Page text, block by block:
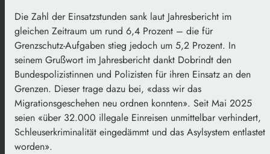
Die Zahl der Einsatzstunden sank laut Jahresbericht im
gleichen Zeitraum um rund 6,4 Prozent – die für
Grenzschutz-Aufgaben stieg jedoch um 5,2 Prozent. In
seinem Grußwort im Jahresbericht dankt Dobrindt den
Bundespolizistinnen und Polizisten für ihren Einsatz an den
Grenzen. Dieser trage dazu bei, «dass wir das
Migrationsgeschehen neu ordnen konnten». Seit Mai 2025
seien «über 32.000 illegale Einreisen unmittelbar verhindert,
Schleuserkriminalität eingedämmt und das Asylsystem entlastet
worden».